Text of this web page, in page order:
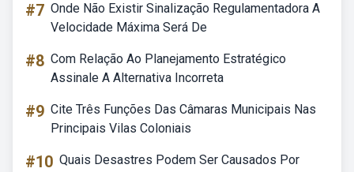
#7 Onde Não Existir Sinalização Regulamentadora A
Velocidade Máxima Será De
#8 Com Relação Ao Planejamento Estratégico
Assinale A Alternativa Incorreta
#9 Cite Três Funções Das Câmaras Municipais Nas
Principais Vilas Coloniais
#10 Quais Desastres Podem Ser Causados Por